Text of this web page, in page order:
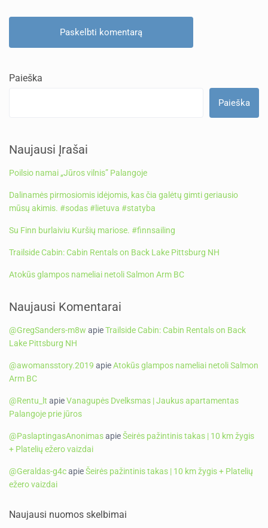
Paieška
Paieška
Naujausi Įrašai
Poilsio namai „Jūros vilnis” Palangoje
Dalinamės pirmosiomis idėjomis, kas čia galėtų gimti geriausio
mūsų akimis. #sodas #lietuva #statyba
Su Finn burlaiviu Kuršių mariose. #finnsailing
Trailside Cabin: Cabin Rentals on Back Lake Pittsburg NH
Atokūs glampos nameliai netoli Salmon Arm BC
Naujausi Komentarai
@GregSanders-m8w apieTrailside Cabin: Cabin Rentals on Back
Lake Pittsburg NH
@awomansstory.2019 apieAtokūs glampos nameliai netoli Salmon
Arm BC
@Rentu_lt apieVanagupės Dvelksmas | Jaukus apartamentas
Palangoje prie jūros
@PaslaptingasAnonimasapieŠeirės pažintinis takas | 10 km žygis
+ Platelių ežero vaizdai
@Geraldas-g4capieŠeirės pažintinis takas | 10 km žygis + Platelių
ežero vaizdai
Naujausi nuomos skelbimai